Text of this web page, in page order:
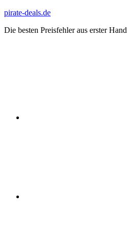
Zum
springen
pirate-deals.de
Die besten Preisfehler aus erster Hand